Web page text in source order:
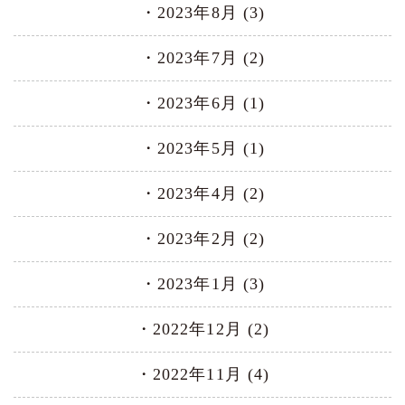
2023年8月 (3)
2023年7月 (2)
2023年6月 (1)
2023年5月 (1)
2023年4月 (2)
2023年2月 (2)
2023年1月 (3)
2022年12月 (2)
2022年11月 (4)